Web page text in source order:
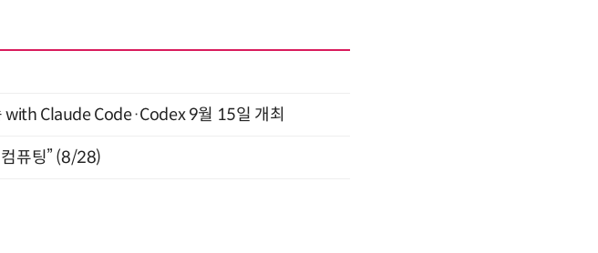
with Claude Code·Codex 9월 15일 개최
퓨팅” (8/28)